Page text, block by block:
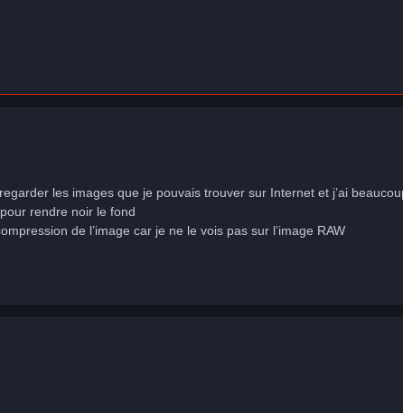
les images que je pouvais trouver sur Internet et j’ai
rendre noir le fond
de l’image car je ne le vois pas sur l’image RAW